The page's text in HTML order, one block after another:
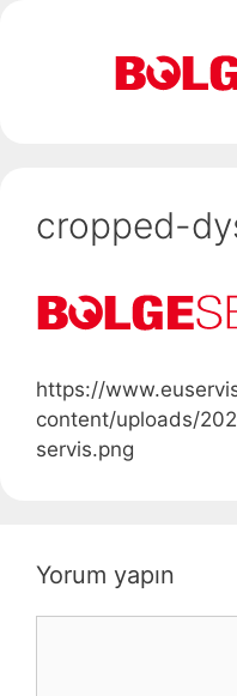
cropped-
https://
content/uploads/
servis.png
Yorum yapın